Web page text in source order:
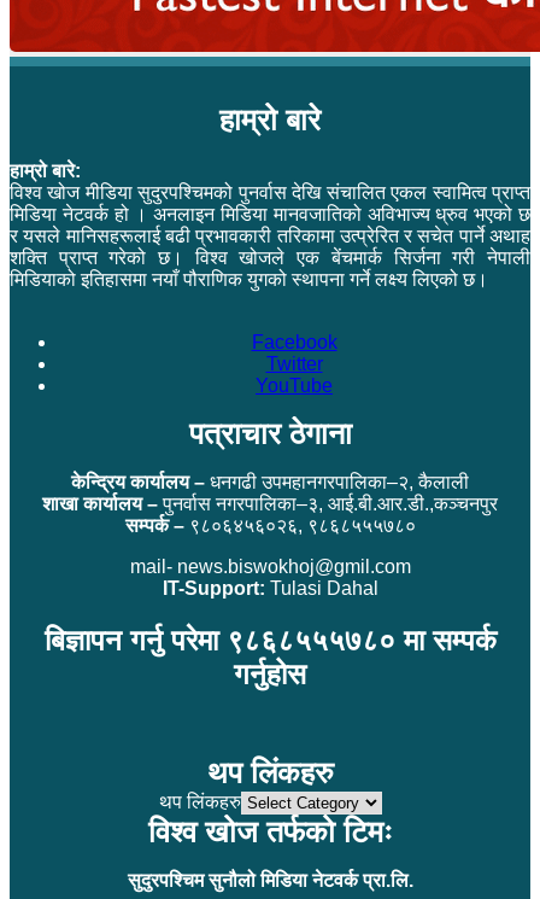
हाम्रो बारे
हाम्रो बारे:
विश्व खोज मीडिया सुदुरपश्चिमको पुनर्वास देखि संचालित एकल स्वामित्व प्राप्त
मिडिया नेटवर्क हो । अनलाइन मिडिया मानवजातिको अविभाज्य ध्रुव भएको छ
र यसले मानिसहरूलाई बढी प्रभावकारी तरिकामा उत्प्रेरित र सचेत पार्ने अथाह
शक्ति प्राप्त गरेको छ। विश्व खोजले एक बेंचमार्क सिर्जना गरी नेपाली
मिडियाको इतिहासमा नयाँ पौराणिक युगको स्थापना गर्ने लक्ष्य लिएको छ।
Facebook
Twitter
YouTube
पत्राचार ठेगाना
केन्द्रिय कार्यालय – धनगढी उपमहानगरपालिका–२, कैलाली
शाखा कार्यालय –पुनर्वास नगरपालिका–३, आई.बी.आर.डी.,कञ्चनपुर
सम्पर्क –९८०६४५६०२६, ९८६८५५५७८०
mail- news.biswokhoj@gmil.com
IT-Support: Tulasi Dahal
बिज्ञापन गर्नु परेमा ९८६८५५५७८० मा सम्पर्क
गर्नुहोस
थप लिंकहरु
थप लिंकहरु
विश्व खोज तर्फको टिमः
सुदुरपश्चिम सुनौलो मिडिया नेटवर्क प्रा.लि.